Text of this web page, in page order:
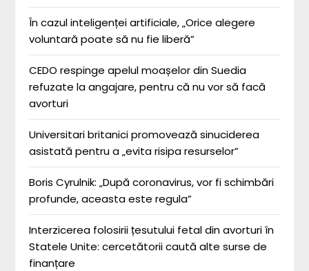
În cazul inteligenței artificiale, „Orice alegere
voluntară poate să nu fie liberă”
CEDO respinge apelul moașelor din Suedia
refuzate la angajare, pentru că nu vor să facă
avorturi
Universitari britanici promovează sinuciderea
asistată pentru a „evita risipa resurselor”
Boris Cyrulnik: „După coronavirus, vor fi schimbări
profunde, aceasta este regula”
Interzicerea folosirii țesutului fetal din avorturi în
Statele Unite: cercetătorii caută alte surse de
finanțare